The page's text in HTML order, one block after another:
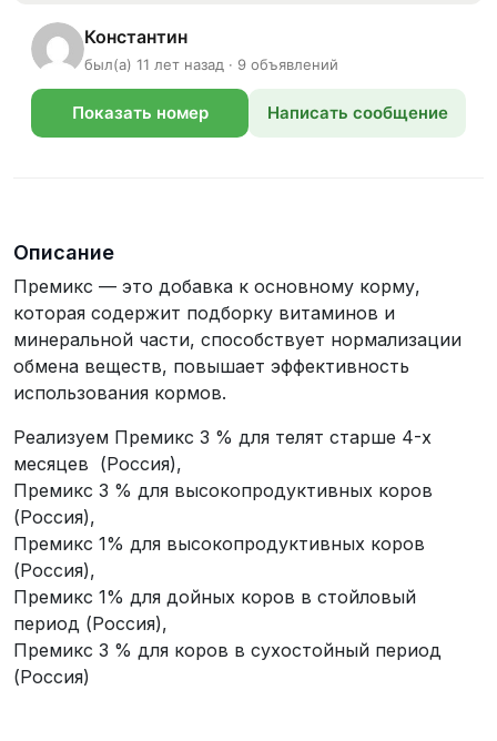
Константин
был(а) 11 лет назад · 9 объявлений
Показать номер Написать сообщение
Описание
Премикс — это добавка к основному корму,
которая содержит подборку витаминов и
минеральной части, способствует нормализации
обмена веществ, повышает эффективность
использования кормов.
Реализуем Премикс 3 % для телят старше 4-х
месяцев (Россия),
Премикс 3 % для высокопродуктивных коров
(Россия),
Премикс 1% для высокопродуктивных коров
(Россия),
Премикс 1% для дойных коров в стойловый
период (Россия),
Премикс 3 % для коров в сухостойный период
(Россия)